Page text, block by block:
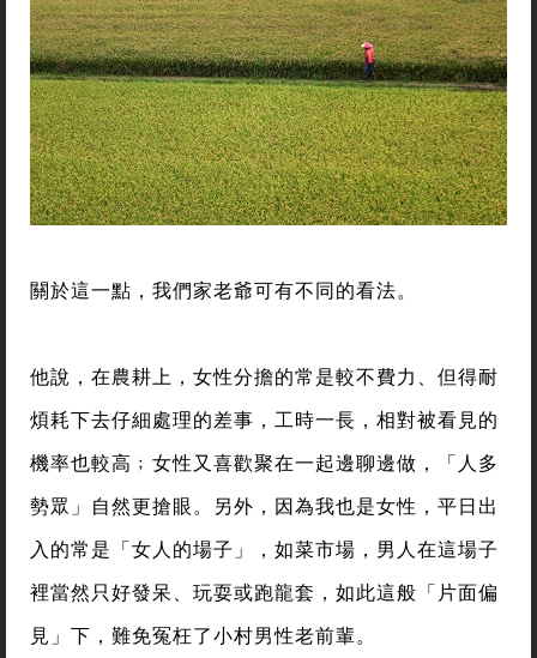
關於這一點，我們家老爺可有不同的看法。
他說，在農耕上，女性分擔的常是較不費力、但得耐
煩耗下去仔細處理的差事，工時一長，相對被看見的
機率也較高﹔女性又喜歡聚在一起邊聊邊做，「人多
勢眾」自然更搶眼。另外，因為我也是女性，平日出
入的常是「女人的場子」，如菜市場，男人在這場子
裡當然只好發呆、玩耍或跑龍套，如此這般「片面偏
見」下，難免冤枉了小村男性老前輩。